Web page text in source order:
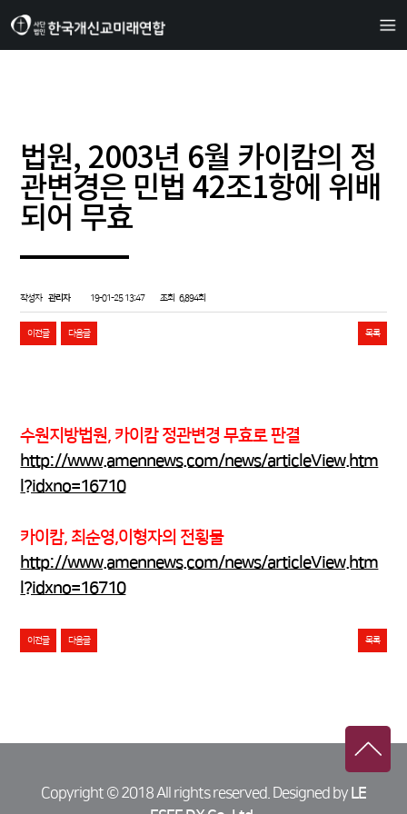
법원, 2003년 6월 카이캄의 정
관변경은 민법 42조1항에 위배
되어 무효
작성자 관리자 19-01-25 13:47 조회 6,894회
이전글 다음글 목록
수원지방법원, 카이캄 정관변경 무효로 판결
http://www.amennews.com/news/articleView.htm
l?idxno=16710
​카이캄, 최순영,이형자의 전횡물
http://www.amennews.com/news/articleView.htm
l?idxno=16710
이전글 다음글 목록
Copyright © 2018 All rights reserved. Designed by LE